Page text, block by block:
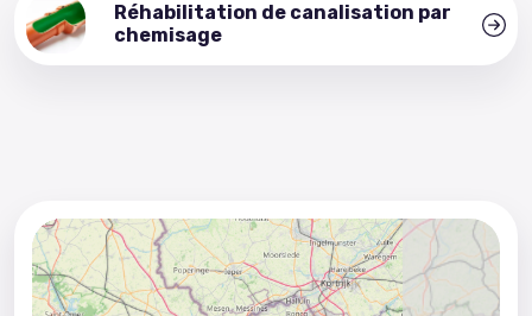
Réhabilitation de canalisation par
chemisage